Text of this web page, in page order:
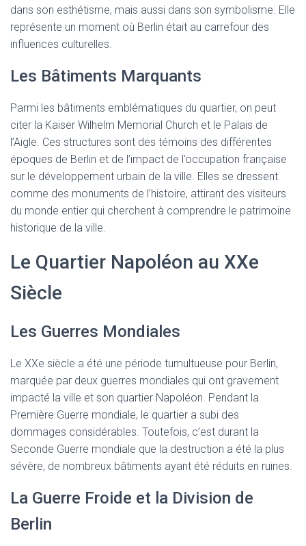
dans son esthétisme, mais aussi dans son symbolisme. Elle
représente un moment où Berlin était au carrefour des
influences culturelles.
Les Bâtiments Marquants
Parmi les bâtiments emblématiques du quartier, on peut
citer la Kaiser Wilhelm Memorial Church et le Palais de
l’Aigle. Ces structures sont des témoins des différentes
époques de Berlin et de l’impact de l’occupation française
sur le développement urbain de la ville. Elles se dressent
comme des monuments de l’histoire, attirant des visiteurs
du monde entier qui cherchent à comprendre le patrimoine
historique de la ville.
Le Quartier Napoléon au XXe
Siècle
Les Guerres Mondiales
Le XXe siècle a été une période tumultueuse pour Berlin,
marquée par deux guerres mondiales qui ont gravement
impacté la ville et son quartier Napoléon. Pendant la
Première Guerre mondiale, le quartier a subi des
dommages considérables. Toutefois, c’est durant la
Seconde Guerre mondiale que la destruction a été la plus
sévère, de nombreux bâtiments ayant été réduits en ruines.
La Guerre Froide et la Division de
Berlin